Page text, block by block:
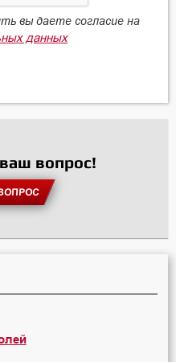
вы даете согласие на
данных
вопрос!